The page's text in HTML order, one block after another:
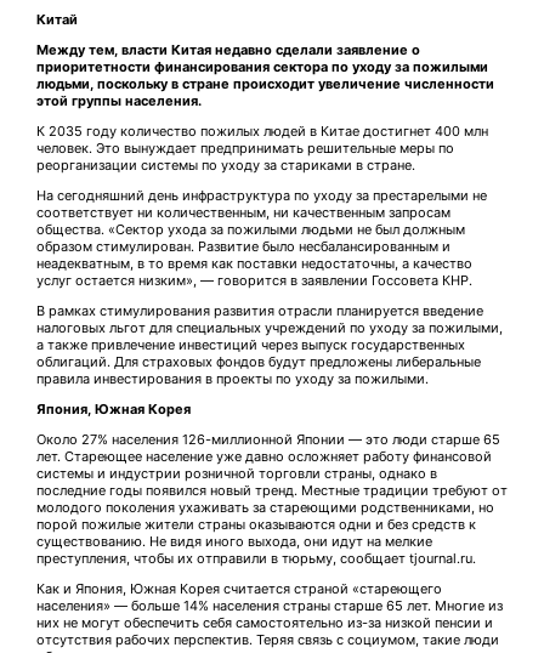
Китай
Между тем, власти Китая недавно сделали заявление о
приоритетности финансирования сектора по уходу за пожилыми
людьми, поскольку в стране происходит увеличение численности
этой группы населения.
К 2035 году количество пожилых людей в Китае достигнет 400 млн
человек. Это вынуждает предпринимать решительные меры по
реорганизации системы по уходу за стариками в стране.
На сегодняшний день инфраструктура по уходу за престарелыми не
соответствует ни количественным, ни качественным запросам
общества. «Сектор ухода за пожилыми людьми не был должным
образом стимулирован. Развитие было несбалансированным и
неадекватным, в то время как поставки недостаточны, а качество
услуг остается низким», — говорится в заявлении Госсовета КНР.
В рамках стимулирования развития отрасли планируется введение
налоговых льгот для специальных учреждений по уходу за пожилыми,
а также привлечение инвестиций через выпуск государственных
облигаций. Для страховых фондов будут предложены либеральные
правила инвестирования в проекты по уходу за пожилыми.
Япония, Южная Корея
Около 27% населения 126-миллионной Японии — это люди старше 65
лет. Стареющее население уже давно осложняет работу финансовой
системы и индустрии розничной торговли страны, однако в
последние годы появился новый тренд. Местные традиции требуют от
молодого поколения ухаживать за стареющими родственниками, но
порой пожилые жители страны оказываются одни и без средств к
существованию. Не видя иного выхода, они идут на мелкие
преступления, чтобы их отправили в тюрьму, сообщает tjournal.ru.
Как и Япония, Южная Корея считается страной «стареющего
населения» — больше 14% населения страны старше 65 лет. Многие из
них не могут обеспечить себя самостоятельно из-за низкой пенсии и
отсутствия рабочих перспектив. Теряя связь с социумом, такие люди